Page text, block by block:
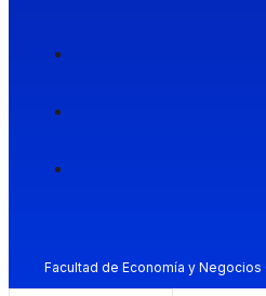
Facultad de Economía y Negocios